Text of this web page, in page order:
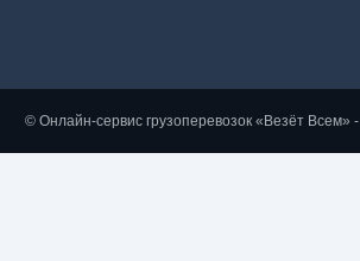
© Онлайн-сервис грузоперевозок «Везёт